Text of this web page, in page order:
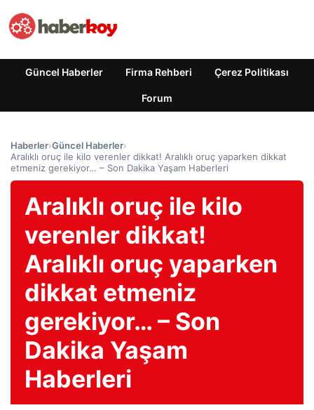
Güncel Haberler Firma Rehberi Çerez Politikası
Forum
Haberler›Güncel Haberler›
Aralıklı oruç ile kilo verenler dikkat! Aralıklı oruç yaparken dikkat
etmeniz gerekiyor… – Son Dakika Yaşam Haberleri
Aralıklı oruç ile kilo
verenler dikkat!
Aralıklı oruç yaparken
dikkat etmeniz
gerekiyor… – Son
Dakika Yaşam
Haberleri